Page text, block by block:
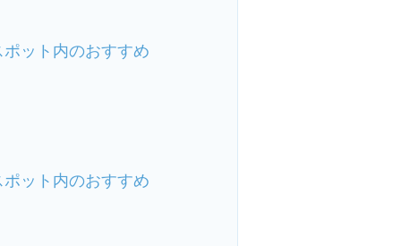
ポット内のおすすめ
ポット内のおすすめ